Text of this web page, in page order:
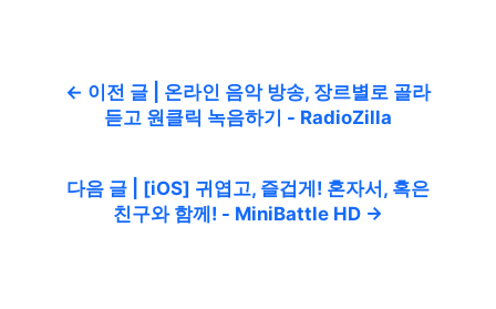
← 이전 글 | 온라인 음악 방송, 장르별로 골라
듣고 원클릭 녹음하기 - RadioZilla
다음 글 | [iOS] 귀엽고, 즐겁게! 혼자서, 혹은
친구와 함께! - MiniBattle HD →